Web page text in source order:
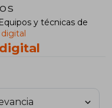
Equipos y técnicas de